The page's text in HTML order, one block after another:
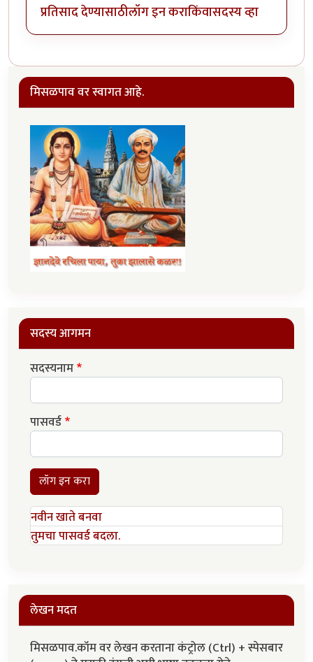
प्रतिसाद देण्यासाठीलॉग इन कराकिंवासदस्य व्हा
मिसळपाव वर स्वागत आहे.
सदस्य आगमन
सदस्यनाम
पासवर्ड
लॉग इन करा
नवीन खाते बनवा
तुमचा पासवर्ड बदला.
लेखन मदत
मिसळपाव.कॉम वर लेखन करताना कंट्रोल (Ctrl) + स्पेसबार